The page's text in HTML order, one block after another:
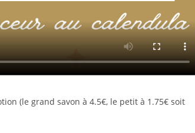
(le grand savon à 4.5€, le petit à 1.75€ soit